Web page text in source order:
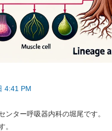
4:41 PM
ンター呼吸器内科の堀尾です。
。